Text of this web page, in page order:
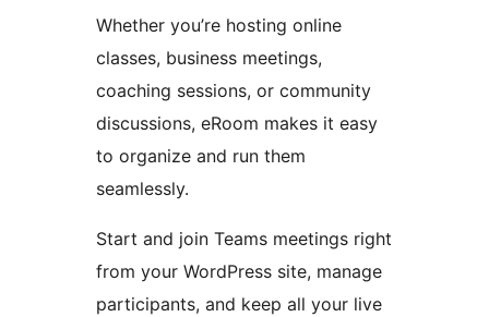
Whether you’re hosting online
classes, business meetings,
coaching sessions, or community
discussions, eRoom makes it easy
to organize and run them
seamlessly.
Start and join Teams meetings right
from your WordPress site, manage
participants, and keep all your live